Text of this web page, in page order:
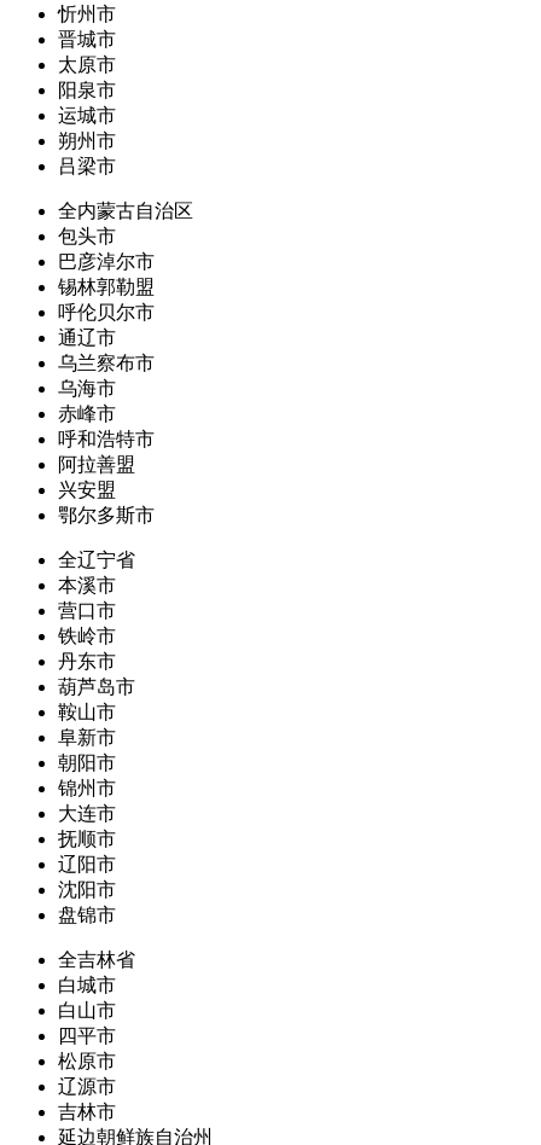
忻州市
晋城市
太原市
阳泉市
运城市
朔州市
吕梁市
全内蒙古自治区
包头市
巴彦淖尔市
锡林郭勒盟
呼伦贝尔市
通辽市
乌兰察布市
乌海市
赤峰市
呼和浩特市
阿拉善盟
兴安盟
鄂尔多斯市
全辽宁省
本溪市
营口市
铁岭市
丹东市
葫芦岛市
鞍山市
阜新市
朝阳市
锦州市
大连市
抚顺市
辽阳市
沈阳市
盘锦市
全吉林省
白城市
白山市
四平市
松原市
辽源市
吉林市
延边朝鲜族自治州